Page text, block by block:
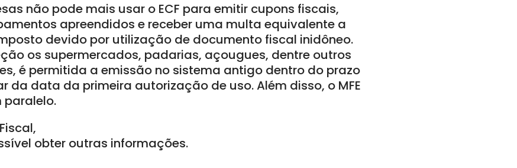
não pode mais usar o ECF para emitir cupons fiscais,
apreendidos e receber uma multa equivalente a
devido por utilização de documento fiscal inidôneo.
os supermercados, padarias, açougues, dentre outros
é permitida a emissão no sistema antigo dentro do prazo
da data da primeira autorização de uso. Além disso, o MFE
paralelo.
obter outras informações.